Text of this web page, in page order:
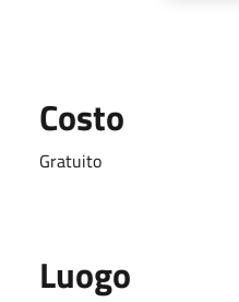
Costo
Gratuito
Luogo